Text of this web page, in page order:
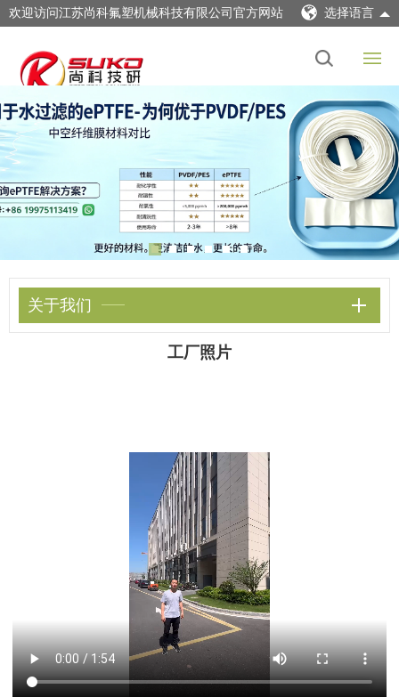
欢迎访问江苏尚科氟塑机械科技有限公司官方网站 选择语言
关于我们
工厂照片